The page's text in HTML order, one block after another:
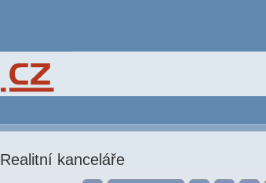
Realitní kanceláře